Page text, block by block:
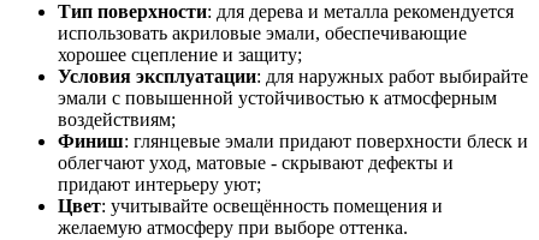
Тип поверхности: для дерева и металла рекомендуется
использовать акриловые эмали, обеспечивающие
хорошее сцепление и защиту;
Условия эксплуатации: для наружных работ выбирайте
эмали с повышенной устойчивостью к атмосферным
воздействиям;
Финиш: глянцевые эмали придают поверхности блеск и
облегчают уход, матовые - скрывают дефекты и
придают интерьеру уют;
Цвет: учитывайте освещённость помещения и
желаемую атмосферу при выборе оттенка.